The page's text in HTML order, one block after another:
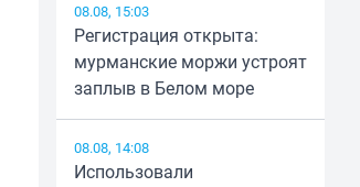
08.08, 15:03
Регистрация открыта:
мурманские моржи устроят
заплыв в Белом море
08.08, 14:08
Использовали